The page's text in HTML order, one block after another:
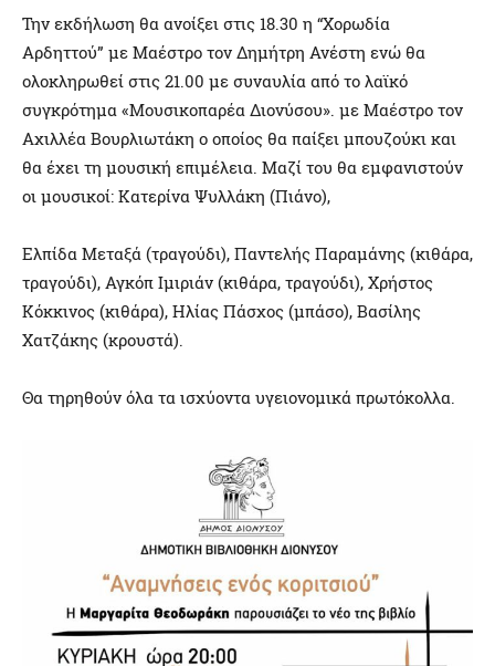
Την εκδήλωση θα ανοίξει στις 18.30 η “Χορωδία
Αρδηττού” με Μαέστρο τον Δημήτρη Ανέστη ενώ θα
ολοκληρωθεί στις 21.00 με συναυλία από το λαϊκό
συγκρότημα «Μουσικοπαρέα Διονύσου». με Μαέστρο τον
Αχιλλέα Βουρλιωτάκη ο οποίος θα παίξει μπουζούκι και
θα έχει τη μουσική επιμέλεια. Μαζί του θα εμφανιστούν
οι μουσικοί: Κατερίνα Ψυλλάκη (Πιάνο),
Ελπίδα Μεταξά (τραγούδι), Παντελής Παραμάνης (κιθάρα,
τραγούδι), Αγκόπ Ιμιριάν (κιθάρα, τραγούδι), Χρήστος
Κόκκινος (κιθάρα), Ηλίας Πάσχος (μπάσο), Βασίλης
Χατζάκης (κρουστά).
Θα τηρηθούν όλα τα ισχύοντα υγειονομικά πρωτόκολλα.